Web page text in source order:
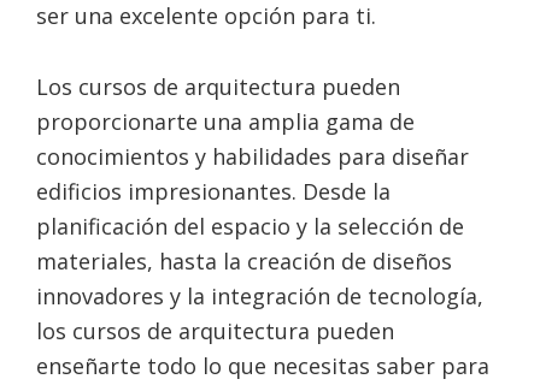
ser una excelente opción para ti.
Los cursos de arquitectura pueden
proporcionarte una amplia gama de
conocimientos y habilidades para diseñar
edificios impresionantes. Desde la
planificación del espacio y la selección de
materiales, hasta la creación de diseños
innovadores y la integración de tecnología,
los cursos de arquitectura pueden
enseñarte todo lo que necesitas saber para